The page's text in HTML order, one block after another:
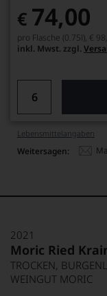
€ 74,00
pro Flasche (0.75l), €
inkl. Mwst. zzgl.
Lebensmittel­angaben
Weitersagen:
2021
Moric Ried
TROCKEN,
WEINGUT MORIC